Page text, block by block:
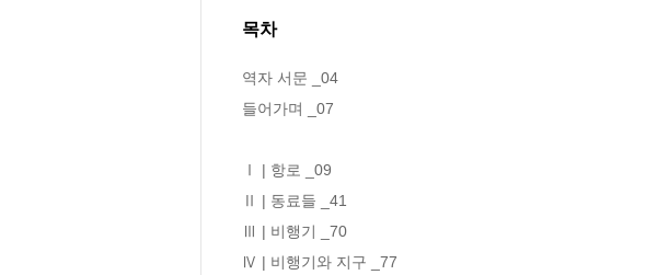
목차
역자 서문 _04
들어가며 _07
Ⅰ | 항로 _09
Ⅱ | 동료들 _41
Ⅲ | 비행기 _70
Ⅳ | 비행기와 지구 _77